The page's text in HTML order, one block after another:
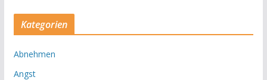
Kategorien
Abnehmen
Angst